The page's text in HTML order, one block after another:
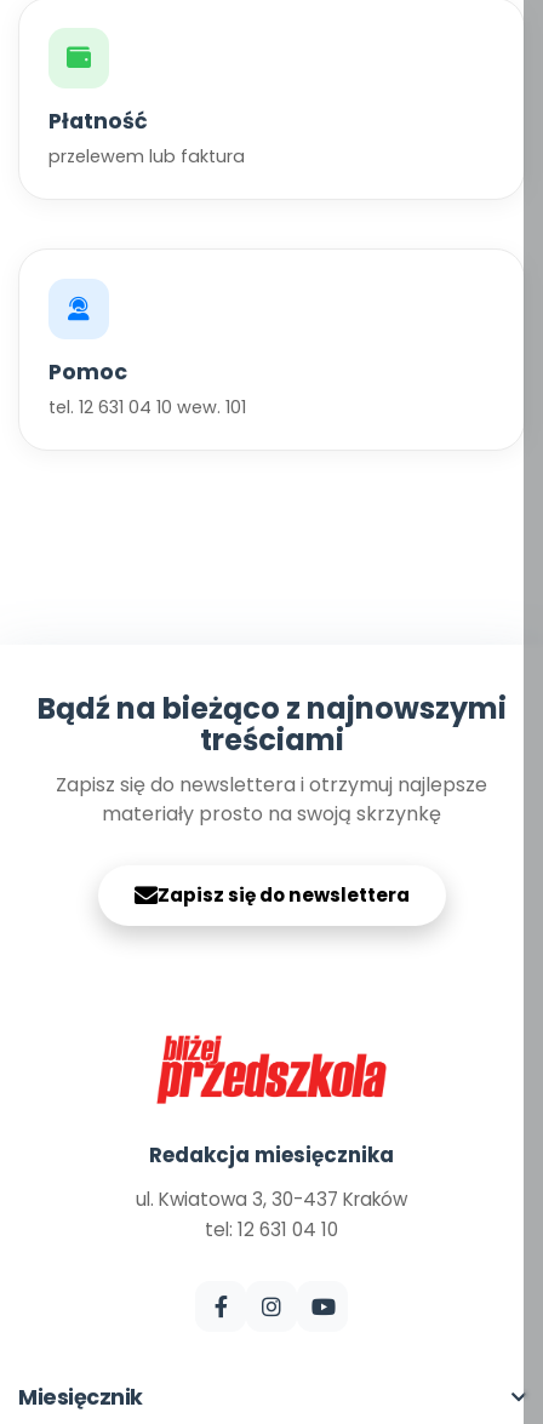
Płatność
przelewem lub faktura
Pomoc
tel. 12 631 04 10 wew. 101
Bądź na bieżąco z najnowszymi
treściami
Zapisz się do newslettera i otrzymuj najlepsze
materiały prosto na swoją skrzynkę
Zapisz się do newslettera
Redakcja miesięcznika
ul. Kwiatowa 3, 30-437 Kraków
tel: 12 631 04 10
Miesięcznik